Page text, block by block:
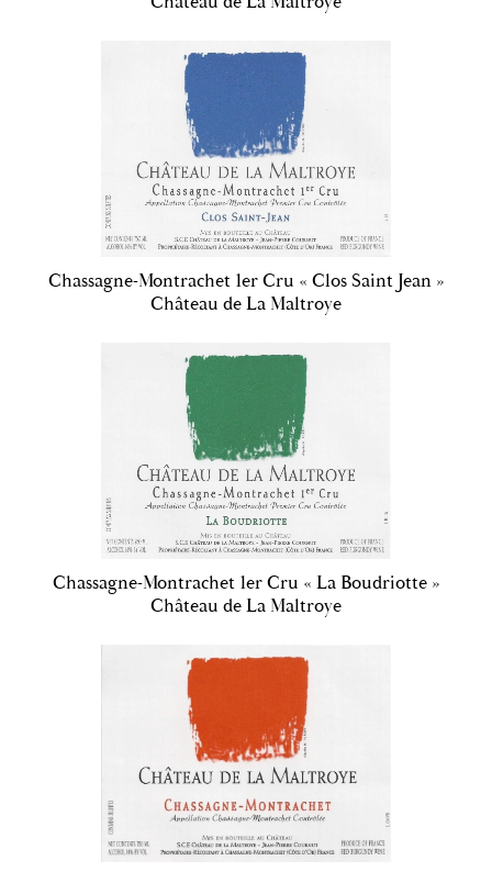
Chassagne-Montrachet 1er Cru « Clos Saint Jean »
Château de La Maltroye
Chassagne-Montrachet 1er Cru « La Boudriotte »
Château de La Maltroye